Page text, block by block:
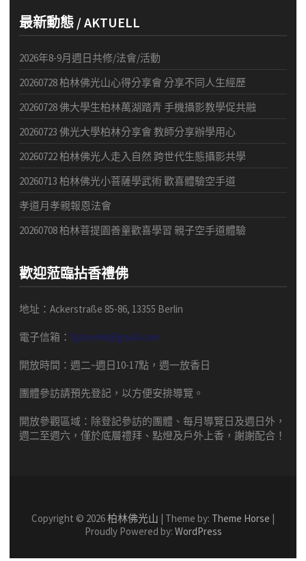
最新動態 / AKTUELL
2026年8-9月週日共修/法會/活動
20260728 柏林佛光山心得分享會 分享不同人生經歷
20260728 佛大學生柏林萬湖踏青 手機攝影教學促共融
20260723 佛光大學柏林分享會 教師分享辦學用心
20260722 柏林佛光人走入自然 跨世代生態攝影共學
20260713 柏林佛光小菩薩學武術 歡喜體驗空手道
孝道月孝親報恩法會
20260708 柏林菩提園善童歡喜學習 親子空手道體驗
歡迎蒞臨拈香禮佛
地址：Ackerstraße 85-86, 13355 Berlin
電子信箱： fgsberlin@gmail.com
開放時間 ： 週二~週日 10-17點， 週一放香日
團體參訪請預先登記，以方便安排導覽 。
開放參觀區域： 除登記參訪的團體、每月導覽日及週日外，
週二至週六，僅於底層禮拜、點燈及戶外上香，謝謝配合！
Copyright © 2026柏林佛光山 | Theme by: Theme Horse
Proudly Powered by: WordPress